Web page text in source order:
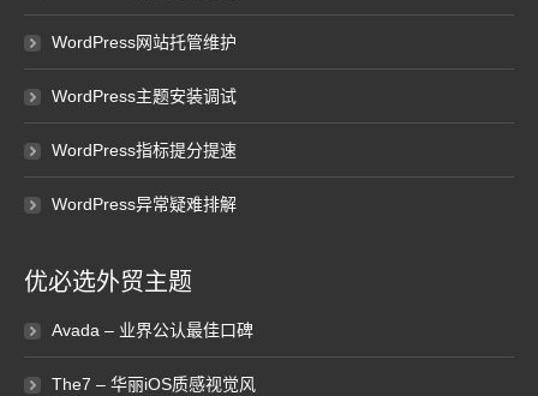
WordPress网站托管维护
WordPress主题安装调试
WordPress指标提分提速
WordPress异常疑难排解
优必选外贸主题
Avada – 业界公认最佳口碑
The7 – 华丽iOS质感视觉风